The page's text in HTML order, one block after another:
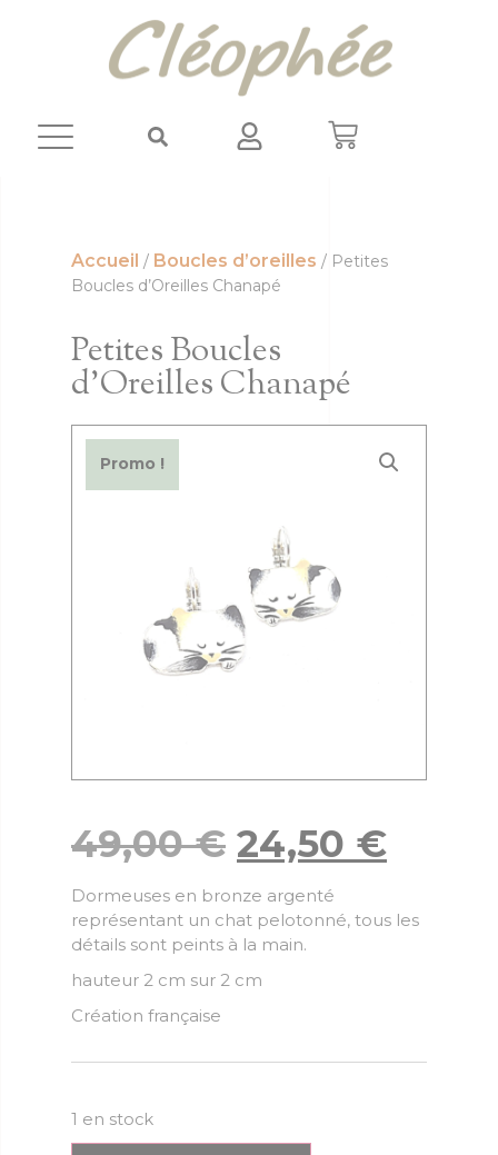
Accueil / Boucles d’oreilles / Petites
Boucles d’Oreilles Chanapé
Petites Boucles
d’Oreilles Chanapé
Promo !
49,00€ 24,50 €
Dormeuses en bronze argenté
représentant un chat pelotonné, tous les
détails sont peints à la main.
hauteur 2 cm sur 2 cm
Création française
1 en stock